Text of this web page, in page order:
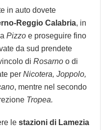
in auto dovete
Reggio Calabria, in
aPizzo e proseguire fino
da sud prendete
diRosarno o di
perNicotera, Joppolo,
, mentre nel secondo
Tropea.
lestazioni di Lamezia